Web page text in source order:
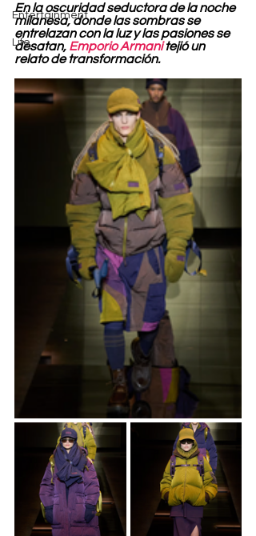
Entertainment
Life
En la oscuridad seductora de la noche
milanesa, donde las sombras se
entrelazan con la luz y las pasiones se
desatan, Emporio Armani tejió un
relato de transformación.